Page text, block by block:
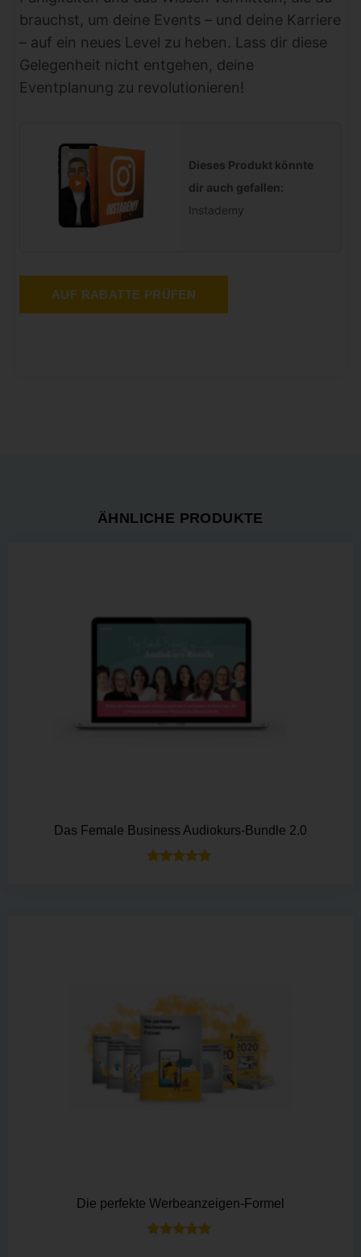
brauchst, um deine Events – und deine Karriere
– auf ein neues Level zu heben. Lass dir diese
Gelegenheit nicht entgehen, deine
Eventplanung zu revolutionieren!
Dieses Produkt könnte
dir auch gefallen:
Instademy
AUF RABATTE PRÜFEN
ÄHNLICHE PRODUKTE
Das Female Business Audiokurs-Bundle 2.0
Die perfekte Werbeanzeigen-Formel